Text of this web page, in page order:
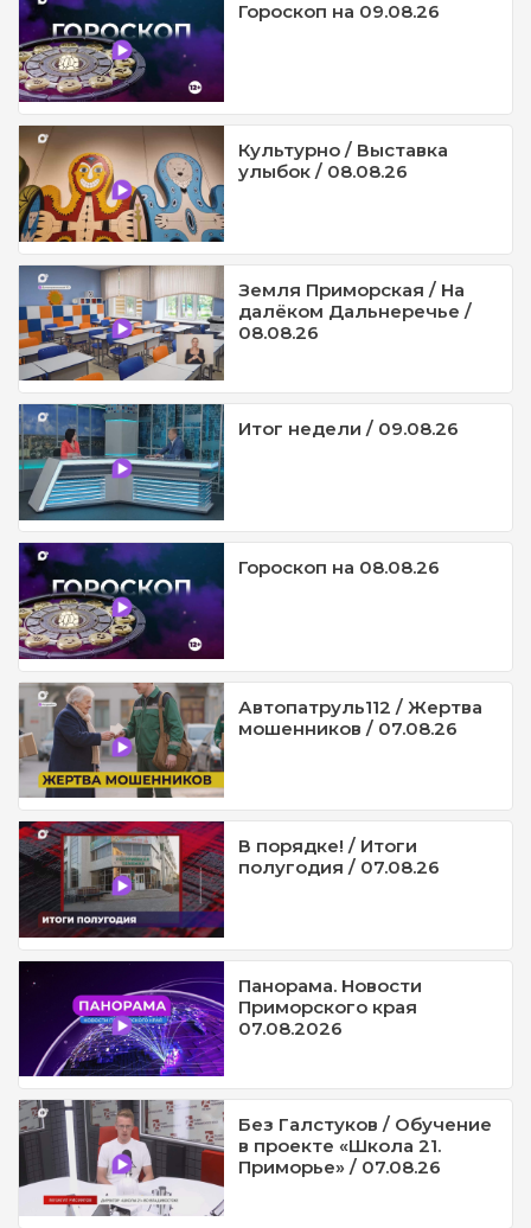
Гороскоп на 09.08.26
Культурно / Выставка
улыбок / 08.08.26
Земля Приморская / На
далёком Дальнеречье /
08.08.26
Итог недели / 09.08.26
Гороскоп на 08.08.26
Автопатруль112 / Жертва
мошенников / 07.08.26
В порядке! / Итоги
полугодия / 07.08.26
Панорама. Новости
Приморского края
07.08.2026
Без Галстуков / Обучение
в проекте «Школа 21.
Приморье» / 07.08.26